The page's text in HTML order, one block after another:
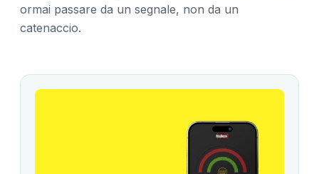
ormai passare da un segnale, non da un
catenaccio.